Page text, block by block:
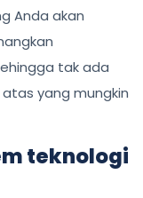
Anda akan
tak ada
yang mungkin
teknologi